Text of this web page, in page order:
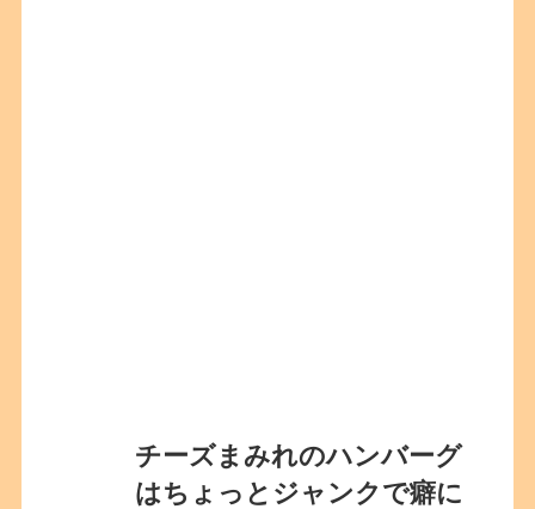
チーズまみれのハンバーグ
はちょっとジャンクで癖に